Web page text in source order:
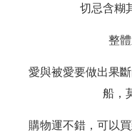
切忌含糊
整
愛與被愛要做出果
船，
購物運不錯，可以